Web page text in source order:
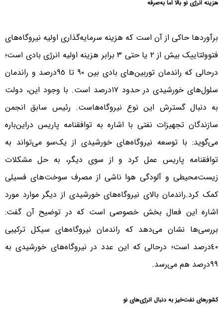
هزینه انرژی نو بالا اما به‌صرفه
برآوردها حاکی از آن است که هزینه سرمایه‌گذاری اولیه نیروگاه‌های
فتوولتاییک بیش از ٢ یا حتی ٣ برابر هزینه اولیه انرژی بادی است؛
درحالی‌ که راندمان توربین‌های بادی بین ٩٠ تا ٩٥‌درصد و راندمان
سلول‌های خورشیدی در حدود ١٧‌درصد است. با وجود این، دولت
به دنبال گسترش این نوع نیروگاه‌هاست. رئیس سابق انجمن
سازندگان تجهیزات نفتی با اشاره به توافقنامه پاریس دراین‌باره
می‌گوید: با توسعه نیروگاه‌های خورشیدی از یک‌سو می‌تواند به
توافقنامه پاریس عمل کرد و از سوی دیگر، به حل مشکلات
زیست‌محیطی و آلودگی هوا ناشی از مصرف سوخت‌های فسیلی
کمک کرد.راندمان بالای نیروگاه‌های خورشیدی از دیگر موارد مورد
اشاره این فعال بخش خصوصی است که در توضیح آن گفت:
بررسی‌ها نشان می‌دهد که راندمان نیروگاه‌های سیکل ترکیبی
٤٠‌درصد است؛ درحالی ‌که این عدد در نیروگاه‌های خورشیدی به
٩٩‌درصد هم می‌رسد.
کشورهای نفت‌خیز به دنبال انرژی‌های نو